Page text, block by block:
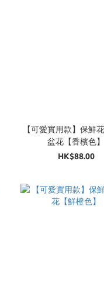
【可愛實用款】保鮮
盆花【香檳色】
HK$88.00